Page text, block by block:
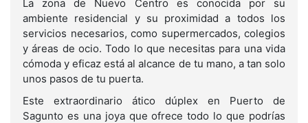
La zona de Nuevo Centro es conocida por su
ambiente residencial y su proximidad a todos los
servicios necesarios, como supermercados, colegios
y áreas de ocio. Todo lo que necesitas para una vida
cómoda y eficaz está al alcance de tu mano, a tan solo
unos pasos de tu puerta.
Este extraordinario ático dúplex en Puerto de
Sagunto es una joya que ofrece todo lo que podrías